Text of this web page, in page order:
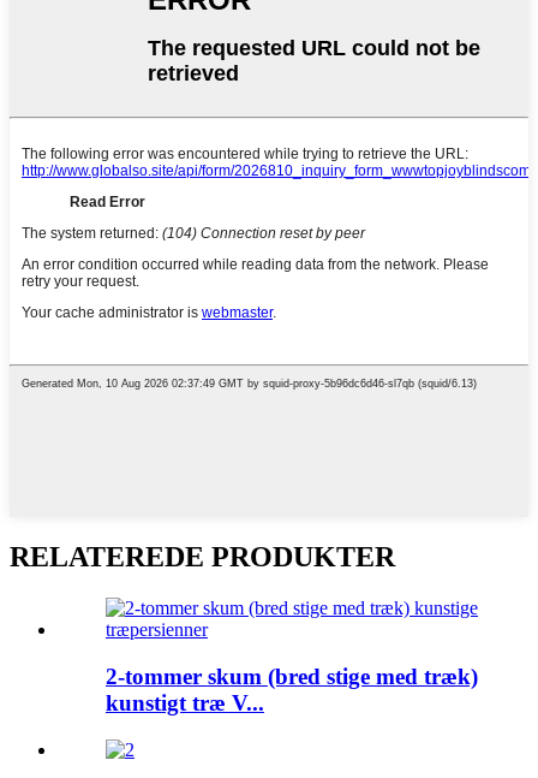
RELATEREDE PRODUKTER
2-tommer skum (bred stige med træk)
kunstigt træ V...